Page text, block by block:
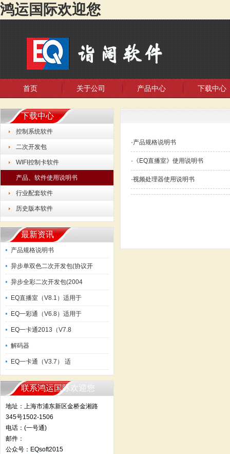
鸿运国际欢迎您
首页 关于公司 产品中心 下载中心
下载中心
控制系统软件
二次开发包
WIFI控制卡软件
产品、软件使用说明书
行业配套软件
历史版本软件
最新资讯
产品规格说明书
异步单双色二次开发包(协议开
异步全彩二次开发包(2004
EQ直播室（V8.1）适用于
EQ一彩通（V6.8）适用于
EQ一卡通2013（V7.8
解码器
EQ一卡通（V3.7） 适
联系鸿运国际欢迎您
地址：上海市浦东新区金桥金湘路
345号1502-1506
电话：(一号通)
邮件：
公众号：EQsoft2015
·产品规格说明书
· 《EQ直播室》使用说明书
·视频处理器使用说明书